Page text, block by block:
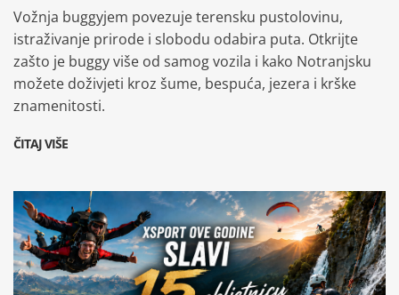
Vožnja buggyjem povezuje terensku pustolovinu,
istraživanje prirode i slobodu odabira puta. Otkrijte
zašto je buggy više od samog vozila i kako Notranjsku
možete doživjeti kroz šume, bespuća, jezera i krške
znamenitosti.
ČITAJ VIŠE